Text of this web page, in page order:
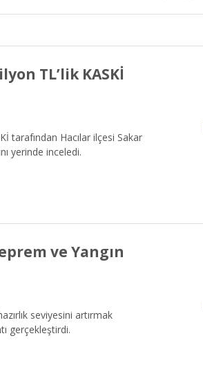
TL’lik KASKİ
tarafından Hacılar ilçesi Sakar
yerinde inceledi.
ve Yangın
seviyesini artırmak
gerçekleştirdi.